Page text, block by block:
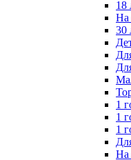
18
На
30
1
1
1
На